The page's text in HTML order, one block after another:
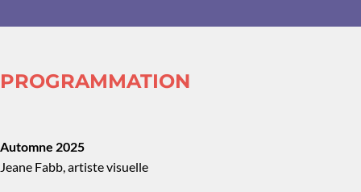
PROGRAMMATION
Automne 2025
Jeane Fabb, artiste visuelle